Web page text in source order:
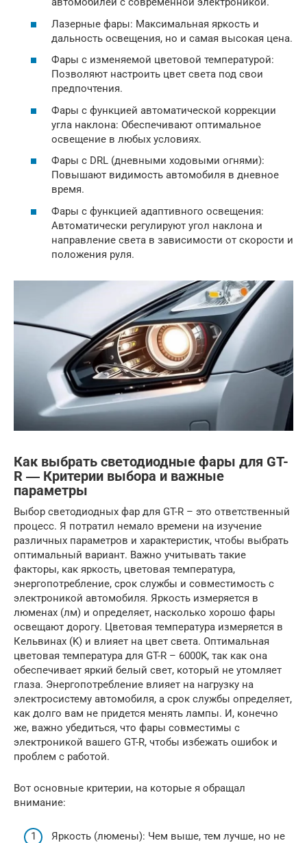
Лазерные фары: Максимальная яркость и
дальность освещения, но и самая высокая цена.
Фары с изменяемой цветовой температурой:
Позволяют настроить цвет света под свои
предпочтения.
Фары с функцией автоматической коррекции
угла наклона: Обеспечивают оптимальное
освещение в любых условиях.
Фары с DRL (дневными ходовыми огнями):
Повышают видимость автомобиля в дневное
время.
Фары с функцией адаптивного освещения:
Автоматически регулируют угол наклона и
направление света в зависимости от скорости и
положения руля.
Как выбрать светодиодные фары для GT-
R ― Критерии выбора и важные
параметры
Выбор светодиодных фар для GT-R – это ответственный
процесс. Я потратил немало времени на изучение
различных параметров и характеристик, чтобы выбрать
оптимальный вариант. Важно учитывать такие
факторы, как яркость, цветовая температура,
энергопотребление, срок службы и совместимость с
электроникой автомобиля. Яркость измеряется в
люменах (лм) и определяет, насколько хорошо фары
освещают дорогу. Цветовая температура измеряется в
Кельвинах (K) и влияет на цвет света. Оптимальная
цветовая температура для GT-R – 6000K, так как она
обеспечивает яркий белый свет, который не утомляет
глаза. Энергопотребление влияет на нагрузку на
электросистему автомобиля, а срок службы определяет,
как долго вам не придется менять лампы. И, конечно
же, важно убедиться, что фары совместимы с
электроникой вашего GT-R, чтобы избежать ошибок и
проблем с работой.
Вот основные критерии, на которые я обращал
внимание:
Яркость (люмены): Чем выше, тем лучше, но не